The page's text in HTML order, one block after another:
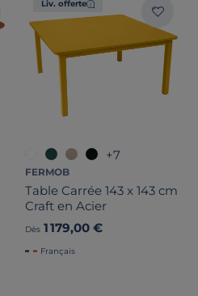
Liv. offerte
+7
FERMOB
Table Carrée 143 x 143 cm
Craft en Acier
Dès 1 179,00 €
Français